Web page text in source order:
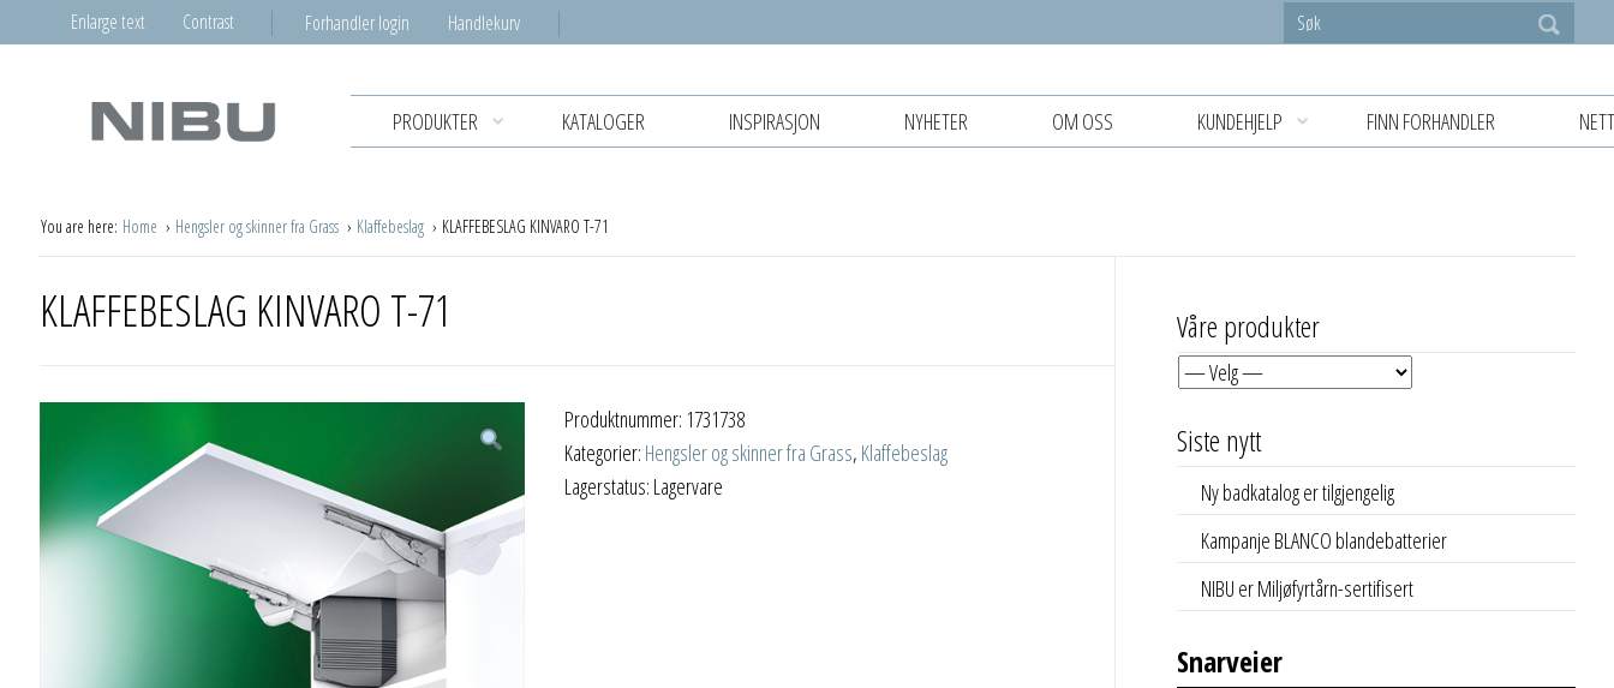
Enlarge text Contrast Forhandler login Handlekurv
PRODUKTER KATALOGER INSPIRASJON NYHETER OM OSS KUNDEHJELP FINN FORHANDLER
You are here: Home Hengsler og skinner fra Grass Klaffebeslag KLAFFEBESLAG KINVARO T-71
KLAFFEBESLAG KINVARO T-71
Produktnummer: 1731738
Kategorier: Hengsler og skinner fra Grass, Klaffebeslag
Lagerstatus: Lagervare
Våre produkter
Siste nytt
Ny badkatalog er tilgjengelig
Kampanje BLANCO blandebatterier
NIBU er Miljøfyrtårn-sertifisert
Snarveier